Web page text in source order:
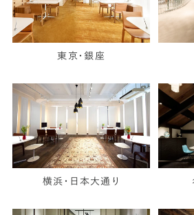
東京・銀座
横浜・日本大通り